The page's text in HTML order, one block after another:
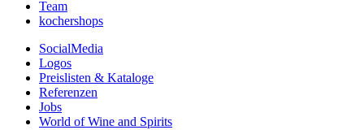
Team
kochershops
SocialMedia
Logos
Preislisten & Kataloge
Referenzen
Jobs
World of Wine and Spirits